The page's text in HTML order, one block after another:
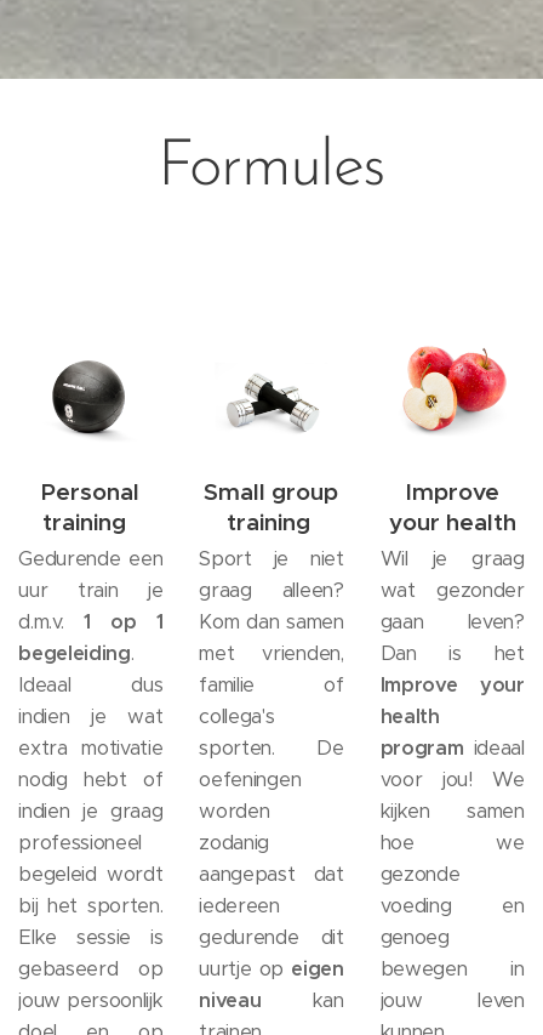
Formules
Personal
training
Gedurende een
uur train je
d.m.v. 1 op 1
begeleiding.
Ideaal dus
indien je wat
extra motivatie
nodig hebt of
indien je graag
professioneel
begeleid wordt
bij het sporten.
Elke sessie is
gebaseerd op
jouw persoonlijk
Small group
training
Sport je niet
graag alleen?
Kom dan samen
met vrienden,
familie of
collega's
sporten. De
oefeningen
worden
zodanig
aangepast dat
iedereen
gedurende dit
uurtje op eigen
niveau kan
Improve
your health
Wil je graag
wat gezonder
gaan leven?
Dan is het
Improve your
health
program ideaal
voor jou! We
kijken samen
hoe we
gezonde
voeding en
genoeg
bewegen in
jouw leven